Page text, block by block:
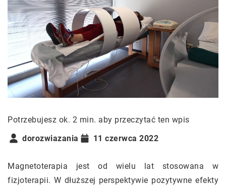
Potrzebujesz ok. 2 min. aby przeczytać ten wpis
dorozwiazania
11 czerwca 2022
Magnetoterapia jest od wielu lat stosowana w
fizjoterapii. W dłuższej perspektywie pozytywne efekty